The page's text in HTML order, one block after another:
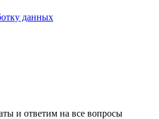
данных
и ответим на все вопросы